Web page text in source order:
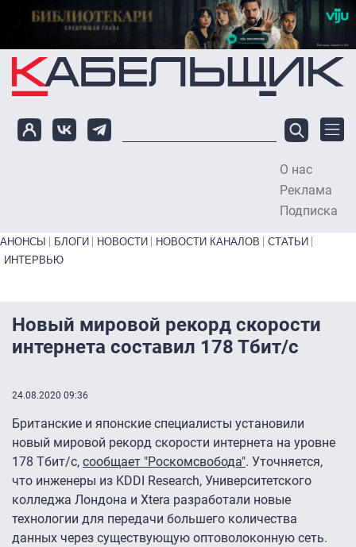
Перейти к основному содержанию
О нас
Реклама
Подписка
Primary links bottom
АНОНСЫ БЛОГИ НОВОСТИ НОВОСТИ КАНАЛОВ
СТАТЬИ
ИНТЕРВЬЮ
Новый мировой рекорд скорости
интернета составил 178 Тбит/с
24.08.2020 09:36
Британские и японские специалисты установили
новый мировой рекорд скорости интернета на уровне
178 Тбит/с, сообщает "Роскомсвобода". Уточняется,
что инженеры из KDDI Research, Университетского
колледжа Лондона и Xtera разработали новые
технологии для передачи большего количества
данных через существующую оптоволоконную сеть.